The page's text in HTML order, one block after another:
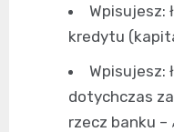
Wpisujesz:
kredytu
Wpisujesz:
dotychczas
rzecz banku –